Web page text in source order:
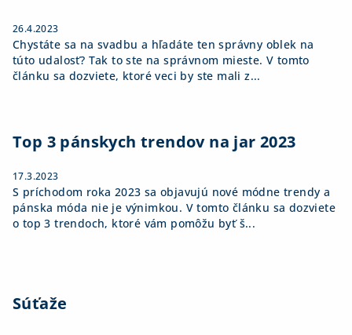
26.4.2023
Chystáte sa na svadbu a hľadáte ten správny oblek na
túto udalosť? Tak to ste na správnom mieste. V tomto
článku sa dozviete, ktoré veci by ste mali z...
Top 3 pánskych trendov na jar 2023
17.3.2023
S príchodom roka 2023 sa objavujú nové módne trendy a
pánska móda nie je výnimkou. V tomto článku sa dozviete
o top 3 trendoch, ktoré vám pomôžu byť š...
Súťaže